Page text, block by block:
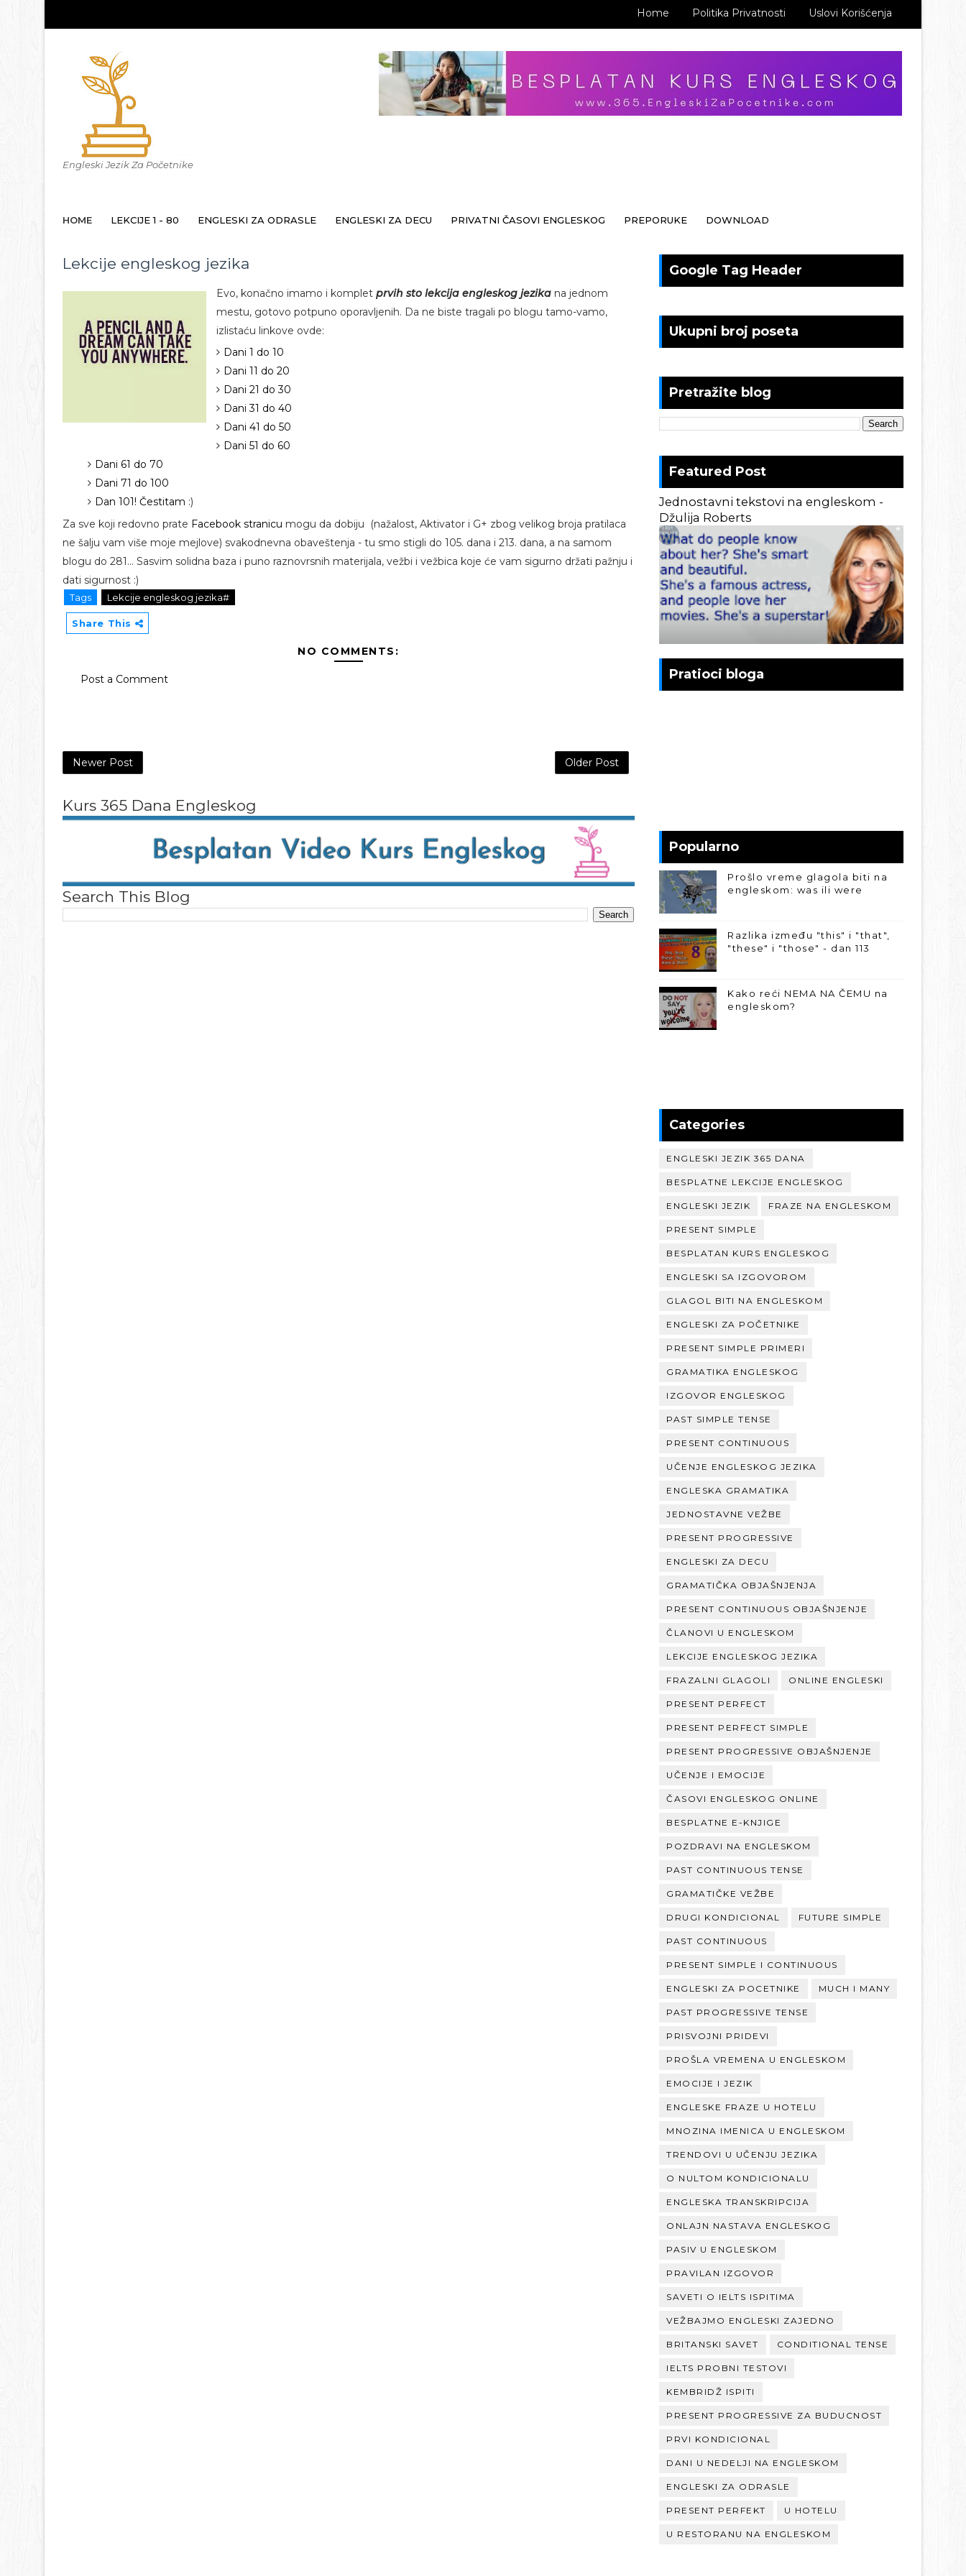
Home Politika Privatnosti Uslovi Korišćenja
Engleski Jezik Za Početnike
HOME LEKCIJE 1 - 80 ENGLESKI ZA ODRASLE ENGLESKI ZA DECU PRIVATNI ČASOVI ENGLESKOG PREPORUKE DOWNLOAD
Lekcije engleskog jezika
Evo, konačno imamo i komplet prvih sto lekcija engleskog jezika na jednom
mestu, gotovo potpuno oporavljenih. Da ne biste tragali po blogu tamo-vamo,
izlistaću linkove ovde:
Dani 1 do 10
Dani 11 do 20
Dani 21 do 30
Dani 31 do 40
Dani 41 do 50
Dani 51 do 60
Dani 61 do 70
Dani 71 do 100
Dan 101! Čestitam :)
Za sve koji redovno prate Facebook stranicu mogu da dobiju (nažalost, Aktivator i G+ zbog velikog broja pratilaca
ne šalju vam više moje mejlove) svakodnevna obaveštenja - tu smo stigli do 105. dana i 213. dana, a na samom
blogu do 281... Sasvim solidna baza i puno raznovrsnih materijala, vežbi i vežbica koje će vam sigurno držati pažnju i
dati sigurnost :)
Tags Lekcije engleskog jezika#
Share This
NO COMMENTS:
Post a Comment
Newer Post Older Post
Kurs 365 Dana Engleskog
Search This Blog
Google Tag Header
Ukupni broj poseta
Pretražite blog
Featured Post
Jednostavni tekstovi na engleskom -
Džulija Roberts
Pratioci bloga
Popularno
Prošlo vreme glagola biti na
engleskom: was ili were
Razlika između "this" i "that",
"these" i "those" - dan 113
Kako reći NEMA NA ČEMU na
engleskom?
Categories
ENGLESKI JEZIK 365 DANA
BESPLATNE LEKCIJE ENGLESKOG
ENGLESKI JEZIK FRAZE NA ENGLESKOM
PRESENT SIMPLE
BESPLATAN KURS ENGLESKOG
ENGLESKI SA IZGOVOROM
GLAGOL BITI NA ENGLESKOM
ENGLESKI ZA POČETNIKE
PRESENT SIMPLE PRIMERI
GRAMATIKA ENGLESKOG
IZGOVOR ENGLESKOG
PAST SIMPLE TENSE
PRESENT CONTINUOUS
UČENJE ENGLESKOG JEZIKA
ENGLESKA GRAMATIKA
JEDNOSTAVNE VEŽBE
PRESENT PROGRESSIVE
ENGLESKI ZA DECU
GRAMATIČKA OBJAŠNJENJA
PRESENT CONTINUOUS OBJAŠNJENJE
ČLANOVI U ENGLESKOM
LEKCIJE ENGLESKOG JEZIKA
FRAZALNI GLAGOLI ONLINE ENGLESKI
PRESENT PERFECT
PRESENT PERFECT SIMPLE
PRESENT PROGRESSIVE OBJAŠNJENJE
UČENJE I EMOCIJE
ČASOVI ENGLESKOG ONLINE
BESPLATNE E-KNJIGE
POZDRAVI NA ENGLESKOM
PAST CONTINUOUS TENSE
GRAMATIČKE VEŽBE
DRUGI KONDICIONAL FUTURE SIMPLE
PAST CONTINUOUS
PRESENT SIMPLE I CONTINUOUS
ENGLESKI ZA POCETNIKE MUCH I MANY
PAST PROGRESSIVE TENSE
PRISVOJNI PRIDEVI
PROŠLA VREMENA U ENGLESKOM
EMOCIJE I JEZIK
ENGLESKE FRAZE U HOTELU
MNOZINA IMENICA U ENGLESKOM
TRENDOVI U UČENJU JEZIKA
O NULTOM KONDICIONALU
ENGLESKA TRANSKRIPCIJA
ONLAJN NASTAVA ENGLESKOG
PASIV U ENGLESKOM
PRAVILAN IZGOVOR
SAVETI O IELTS ISPITIMA
VEŽBAJMO ENGLESKI ZAJEDNO
BRITANSKI SAVET CONDITIONAL TENSE
IELTS PROBNI TESTOVI
KEMBRIDŽ ISPITI
PRESENT PROGRESSIVE ZA BUDUCNOST
PRVI KONDICIONAL
DANI U NEDELJI NA ENGLESKOM
ENGLESKI ZA ODRASLE
PRESENT PERFEKT U HOTELU
U RESTORANU NA ENGLESKOM